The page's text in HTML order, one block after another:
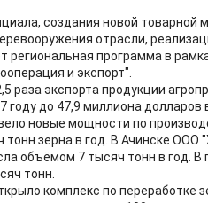
создания новой товарной
отрасли,
региональная программа в
и экспорт".
раза экспорта продукции
году до 47,9 миллиона долларов
новые мощности по
зерна в год. В Ачинске ООО
объёмом 7 тысяч тонн в год. В
тонн.
комплекс по переработке